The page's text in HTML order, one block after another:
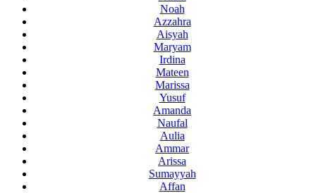
Noah
Azzahra
Aisyah
Maryam
Irdina
Mateen
Marissa
Yusuf
Amanda
Naufal
Aulia
Ammar
Arissa
Sumayyah
Affan